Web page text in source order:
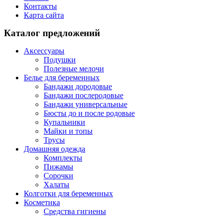
Контакты
Карта сайта
Каталог предложений
Аксессуары
Подушки
Полезные мелочи
Белье для беременных
Бандажи дородовые
Бандажи послеродовые
Бандажи универсальные
Бюсты до и после родовые
Купальники
Майки и топы
Трусы
Домашняя одежда
Комплекты
Пижамы
Сорочки
Халаты
Колготки для беременных
Косметика
Cредства гигиены